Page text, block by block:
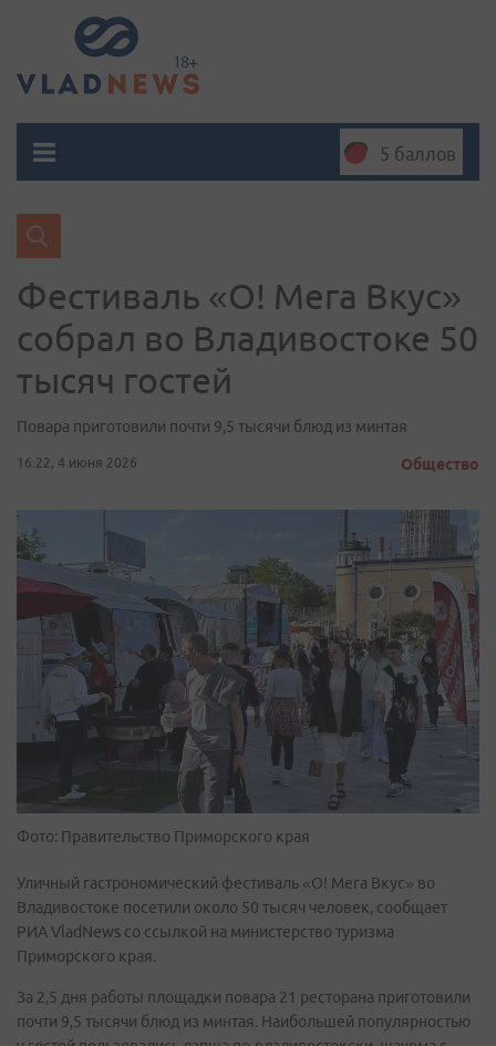
5 баллов
Фестиваль «О! Мега Вкус»
собрал во Владивостоке 50
тысяч гостей
Повара приготовили почти 9,5 тысячи блюд из минтая
16:22, 4 июня 2026 Общество
Фото: Правительство Приморского края
Уличный гастрономический фестиваль «О! Мега Вкус» во
Владивостоке посетили около 50 тысяч человек, сообщает
РИА VladNews со ссылкой на министерство туризма
Приморского края.
За 2,5 дня работы площадки повара 21 ресторана приготовили
почти 9,5 тысячи блюд из минтая. Наибольшей популярностью